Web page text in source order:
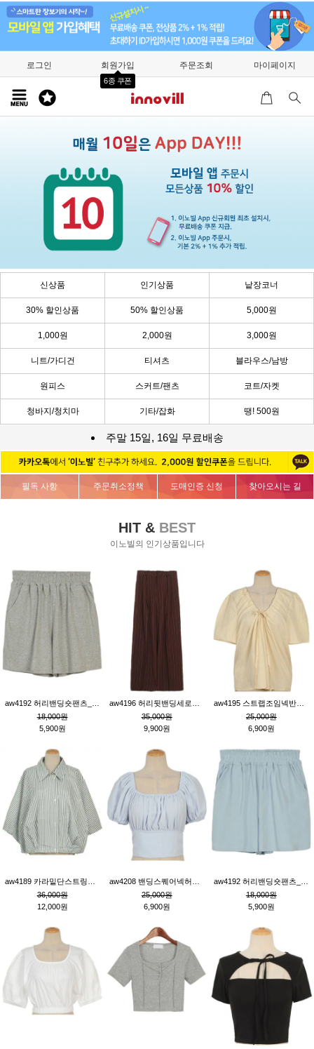
로그인 회원가입
6종 쿠폰
주문조회 마이페이지
신상품 인기상품 낱장코너
30% 할인상품 50% 할인상품 5,000원
1,000원 2,000원 3,000원
니트/가디건 티셔츠 블라우스/남방
원피스 스커트/팬츠 코트/자켓
청바지/청치마 기타/잡화 땡! 500원
주말 15일, 16일 무료배송
필독 사항 주문취소정책 도매인증 신청 찾아오시는 길
HIT & BEST
이노빌의 인기상품입니다
18,000원
5,900원
35,000원
9,900원
25,000원
6,900원
36,000원
12,000원
25,000원
6,900원
18,000원
5,900원